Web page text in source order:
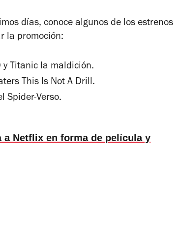
días, conoce algunos de los estrenos
la promoción:
y Titanic la maldición.
This Is Not A Drill.
Spider-Verso.
a Netflix en forma de película y